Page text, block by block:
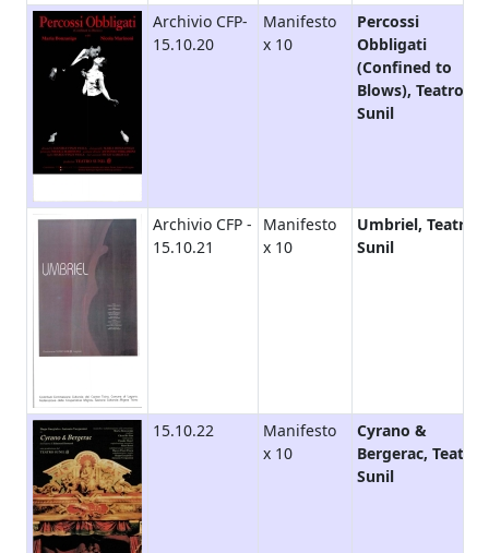
Archivio CFP-
15.10.20
Manifesto
x 10
Percossi
Obbligati
(Confined to
Blows), Teatro
Sunil
Archivio CFP -
15.10.21
Manifesto
x 10
Umbriel, Teatro
Sunil
15.10.22
Manifesto
x 10
Cyrano &
Bergerac, Teatro
Sunil